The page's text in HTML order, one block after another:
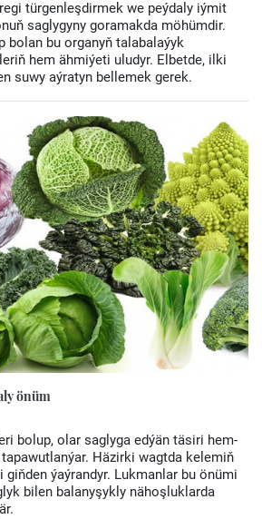
türgenleşdirmek we peýdaly iýmit
saglygyny goramakda möhümdir.
bolan bu organyň talabalaýyk
hem ähmiýeti uludyr. Elbetde, ilki
suwy aýratyn bellemek gerek.
önüm
bolup, olar saglyga edýän täsiri hem-
Häzirki wagtda kelemiň
ýaýrandyr. Lukmanlar bu önümi
bilen balanyşykly nähoşluklarda